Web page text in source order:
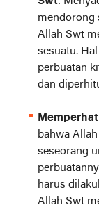
mendorong
Allah Swt
sesuatu.
perbuatan
dan
bahwa
seseorang
harus
Allah Swt